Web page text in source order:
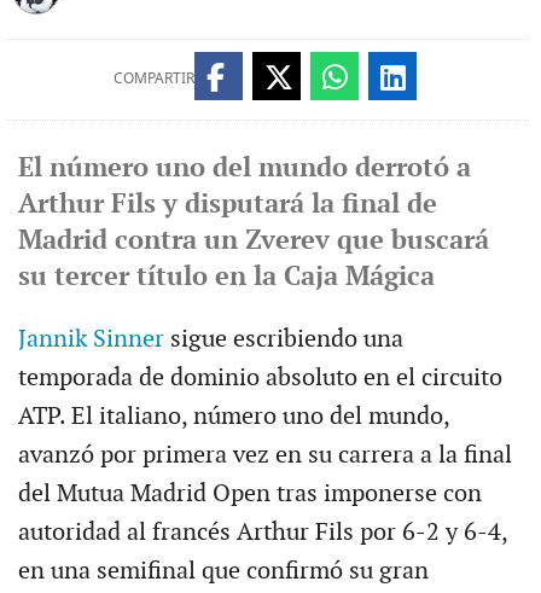
COMPARTIR
El número uno del mundo derrotó a
Arthur Fils y disputará la final de
Madrid contra un Zverev que buscará
su tercer título en la Caja Mágica
Jannik Sinnersigue escribiendo una
temporada de dominio absoluto en el circuito
ATP. El italiano, número uno del mundo,
avanzó por primera vez en su carrera a la final
del Mutua Madrid Open tras imponerse con
autoridad al francés Arthur Fils por 6-2 y 6-4,
en una semifinal que confirmó su gran